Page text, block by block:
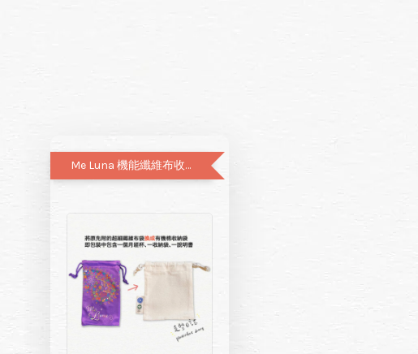
Me Luna 機能纖維布收納袋升級有機棉布袋